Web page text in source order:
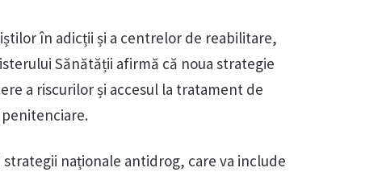
în adicții și a centrelor de reabilitare,
Sănătății afirmă că noua strategie
a riscurilor și accesul la tratament de
naționale antidrog, care va include